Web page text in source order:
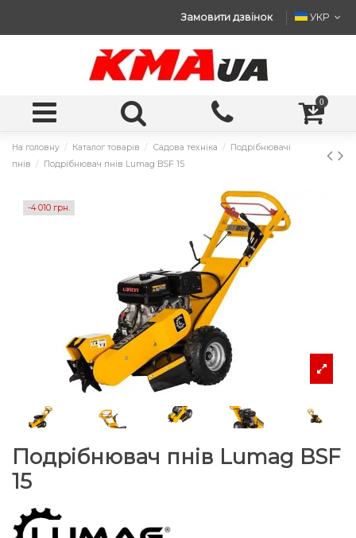
Замовити дзвінок УКР
0
На головну Каталог товарів Садова техніка
Подрібнювачі
пнів
Подрібнювач пнів Lumag BSF 15
-4 010 грн.
Подрібнювач пнів Lumag BSF
15